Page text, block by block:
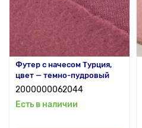
Футер с начесом Турция,
цвет — темно-пудровый
2000000062044
Есть в наличии